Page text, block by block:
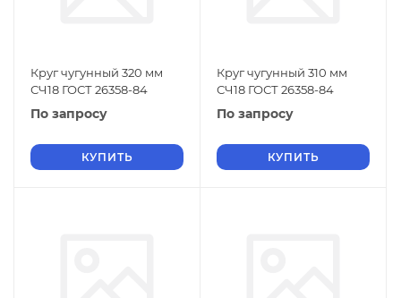
Круг чугунный 320 мм
СЧ18 ГОСТ 26358-84
По запросу
КУПИТЬ
Круг чугунный 310 мм
СЧ18 ГОСТ 26358-84
По запросу
КУПИТЬ